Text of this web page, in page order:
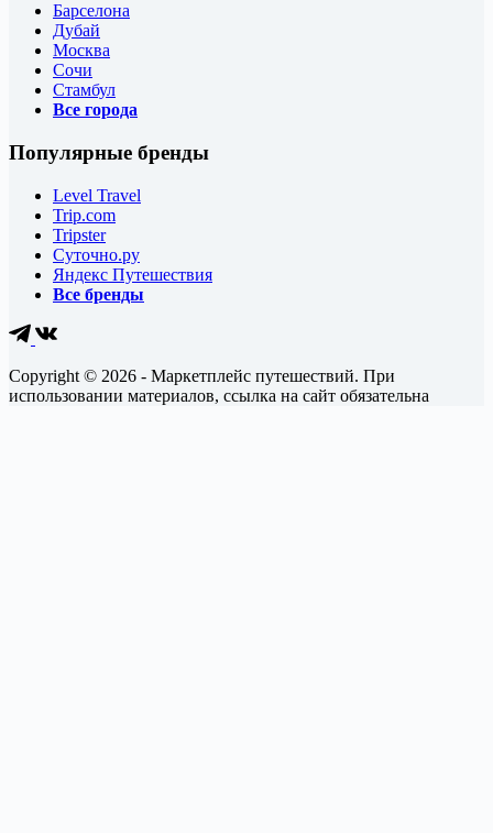
Барселона
Дубай
Москва
Сочи
Стамбул
Все города
Популярные бренды
Level Travel
Trip.com
Tripster
Суточно.ру
Яндекс Путешествия
Все бренды
Copyright © 2026 - Маркетплейс путешествий. При
использовании материалов, ссылка на сайт обязательна